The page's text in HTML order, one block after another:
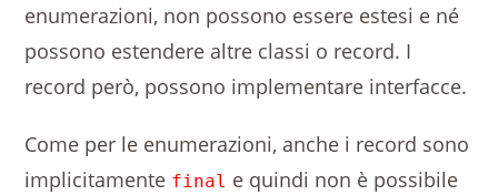
enumerazioni, non possono essere estesi e né
possono estendere altre classi o record. I
record però, possono implementare interfacce.
Come per le enumerazioni, anche i record sono
implicitamente final e quindi non è possibile